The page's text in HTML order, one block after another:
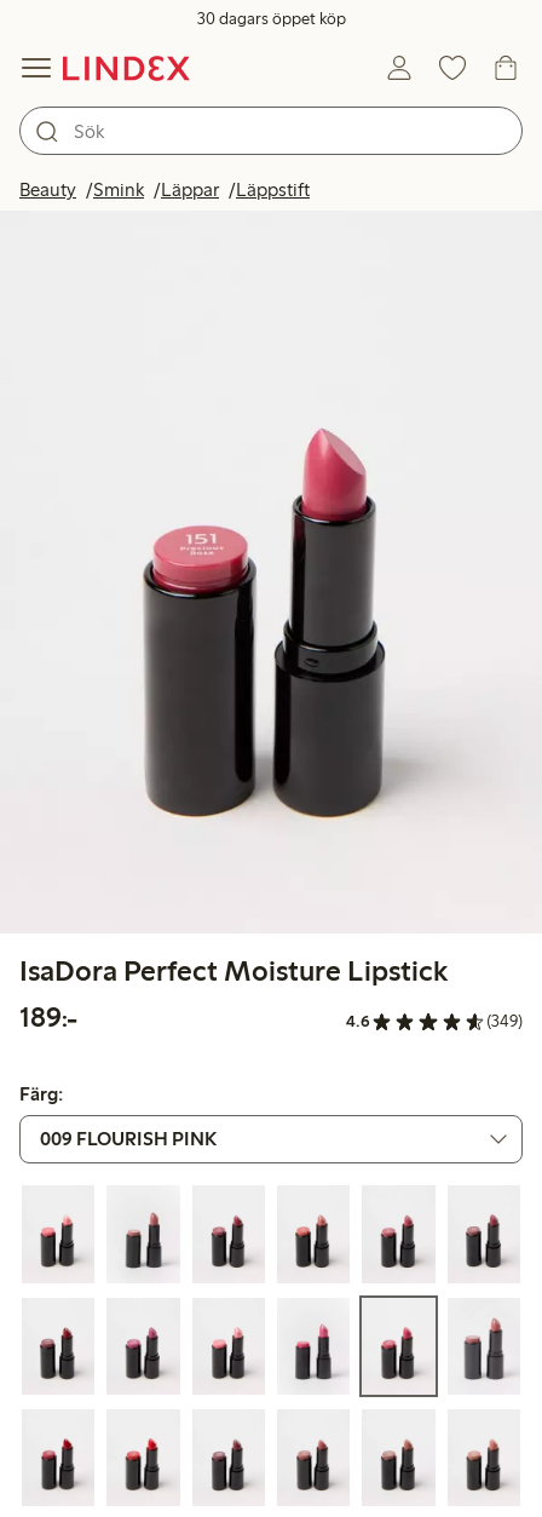
30 dagars öppet köp
Beauty Smink Läppar Läppstift
IsaDora Perfect Moisture Lipstick
189:-189,00 kr 4.6 (349)
Färg: